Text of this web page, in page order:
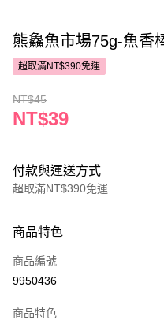
熊鱻魚市場75g-魚香
超取滿NT$390免運
NT$45
NT$39
付款與運送方式
超取滿NT$390免運
POYA支付
信用卡一次付款
商品特色
商品編號
9950436
商品特色